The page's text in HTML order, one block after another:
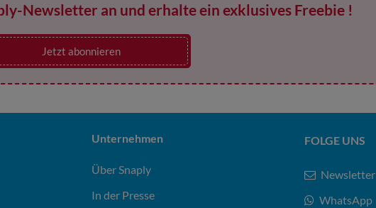
Newsletter an und erhalte ein exklusives Freebie !
Jetzt abonnieren
Unternehmen
Über Snaply
In der Presse
FOLGE UNS
Newsletter
WhatsApp